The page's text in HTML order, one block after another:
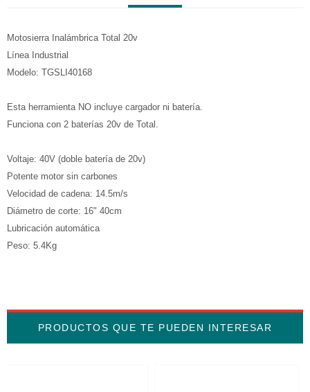
Motosierra Inalámbrica Total 20v
Línea Industrial
Modelo: TGSLI40168
Esta herramienta NO incluye cargador ni batería.
Funciona con 2 baterías 20v de Total.
Voltaje: 40V (doble batería de 20v)
Potente motor sin carbones
Velocidad de cadena: 14.5m/s
Diámetro de corte: 16" 40cm
Lubricación automática
Peso: 5.4Kg
PRODUCTOS QUE TE PUEDEN INTERESAR